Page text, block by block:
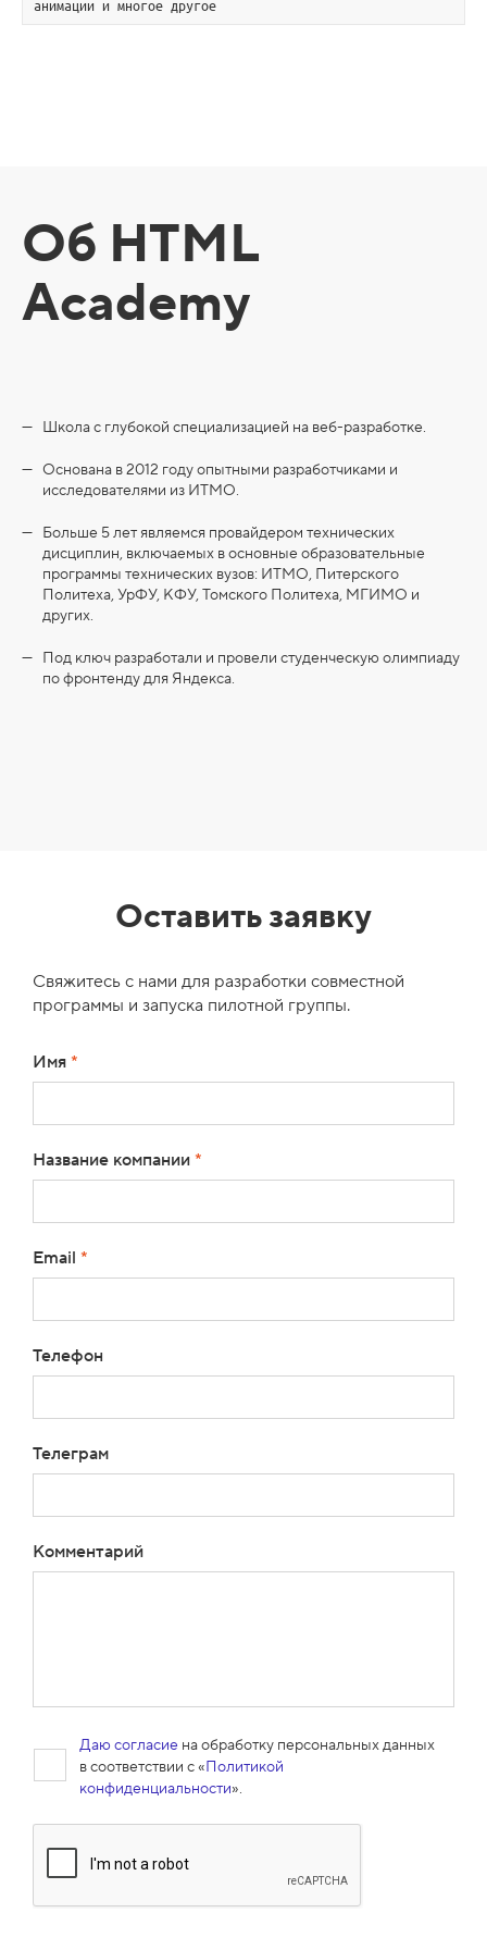
анимации и многое другое
Об HTML
Academy
Школа с глубокой специализацией на веб-разработке.
Основана в 2012 году опытными разработчиками и
исследователями из ИТМО.
Больше 5 лет являемся провайдером технических
дисциплин, включаемых в основные образовательные
программы технических вузов: ИТМО, Питерского
Политеха, УрФУ, КФУ, Томского Политеха, МГИМО и
других.
Под ключ разработали и провели студенческую олимпиаду
по фронтенду для Яндекса.
Оставить заявку
Свяжитесь с нами для разработки совместной
программы и запуска пилотной группы.
Имя *
Название компании *
Email *
Телефон
Телеграм
Комментарий
Даю согласие на обработку персональных данных
в соответствии с «Политикой
конфиденциальности».